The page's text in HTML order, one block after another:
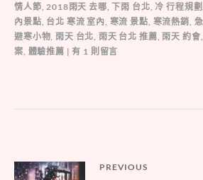
情人節 2018雨天 去哪 ,下雨 台北 冷 行程規劃
內景點 台北 寒流 室內 寒流 景點 寒流熱銷
避寒小物 ,雨天 台北 雨天 台北 推薦 ,雨天 約會
案 體驗推薦
在
台
有 1 則留言
文 PREVIOUS